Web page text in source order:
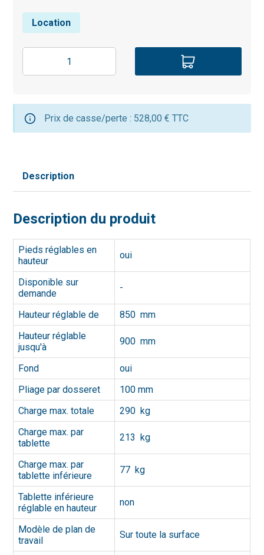
Location
Prix de casse/perte : 528,00 € TTC
Description
Description du produit
Pieds réglables en
hauteur
oui
Disponible sur
demande
-
Hauteur réglable de
850 mm
Hauteur réglable
jusqu'à
900 mm
Fond
oui
Pliage par dosseret
100 mm
Charge max. totale
290 kg
Charge max. par
tablette
213 kg
Charge max. par
tablette inférieure
77 kg
Tablette inférieure
réglable en hauteur
non
Modèle de plan de
travail
Sur toute la surface